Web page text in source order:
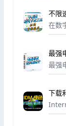
不限
在数
动下
让你
最强
最强
下载